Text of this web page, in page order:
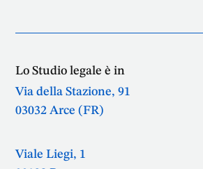
Lo Studio legale è in
Via della Stazione, 91
03032 Arce (FR)
Viale Liegi, 1